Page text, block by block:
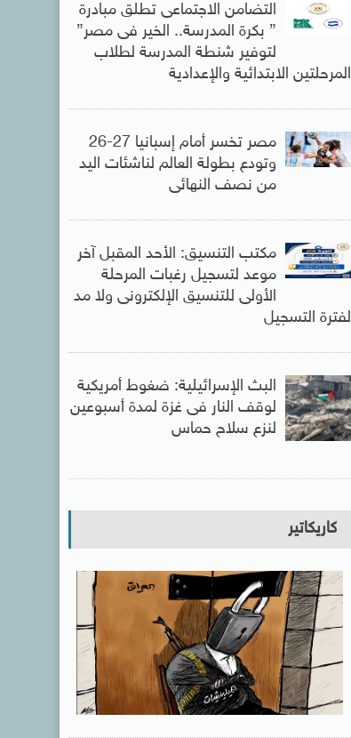
التضامن الاجتماعى تطلق مبادرة
” بكرة المدرسة.. الخير فى مصر”
لتوفير شنطة المدرسة لطلاب
المرحلتين الابتدائية والإعدادية
مصر تخسر أمام إسبانيا 27-26
وتودع بطولة العالم لناشئات اليد
من نصف النهائى
مكتب التنسيق: الأحد المقبل آخر
موعد لتسجيل رغبات المرحلة
الأولى للتنسيق الإلكترونى ولا مد
لفترة التسجيل
البث الإسرائيلية: ضغوط أمريكية
لوقف النار فى غزة لمدة أسبوعين
لنزع سلاح حماس
كاريكاتير